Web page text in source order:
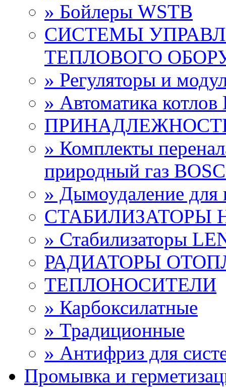
» Бойлеры WSTB
СИСТЕМЫ
ТЕПЛОВОГО
» Регуляторы и
» Автоматика
» Комплекты
природный газ
» Дымоудаление для
СТАБИЛИЗАТОРЫ
» Стабилизаторы
РАДИАТОРЫ
ТЕПЛОНОСИТЕЛИ
» Карбоксилатные
» Традиционные
» Антифриз для
Промывка и